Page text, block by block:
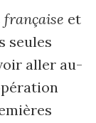
française et
seules
aller au-